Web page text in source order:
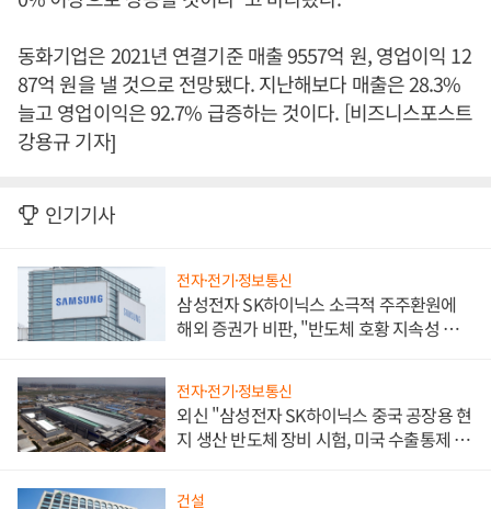
동화기업은 2021년 연결기준 매출 9557억 원, 영업이익 12
87억 원을 낼 것으로 전망됐다. 지난해보다 매출은 28.3%
늘고 영업이익은 92.7% 급증하는 것이다. [비즈니스포스트
강용규 기자]
인기기사
전자·전기·정보통신
삼성전자 SK하이닉스 소극적 주주환원에
해외 증권가 비판, "반도체 호황 지속성 의
전자·전기·정보통신
외신 "삼성전자 SK하이닉스 중국 공장용 현
지 생산 반도체 장비 시험, 미국 수출통제 대
건설